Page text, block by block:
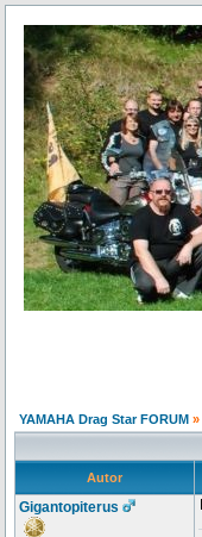
YAMAHA Drag Star FORUM »
Autor
Gigantopiterus